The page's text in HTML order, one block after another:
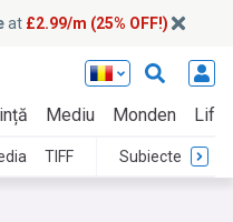
at £2.99/m (25% OFF!)
Mediu Monden
TIFF Subiecte